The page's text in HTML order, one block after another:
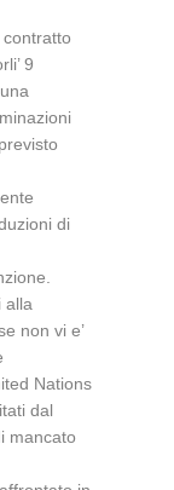
9
di
alla
non vi e’
Nations
dal
mancato